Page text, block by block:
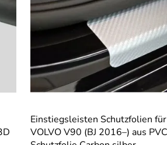
Einstiegsleisten Schutzfolien für
VOLVO V90 (BJ 2016–) aus